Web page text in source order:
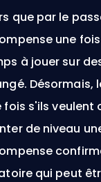
que par le
une
à jouer sur
Désormais,
fois s'ils veulent
de niveau
qui peut